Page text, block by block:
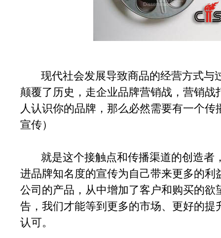
现代社会发展导致商品的经营方式与
颠覆了历史，走企业品牌营销战，营销
人认识你的品牌，那么必然需要有一个
宣传）
就是这个接触点和传播渠道的创造者
进品牌知名度的宣传为自己带来更多的
公司的产品，从中增加了客户和购买的
告，我们才能等到更多的市场、更好的
认可。